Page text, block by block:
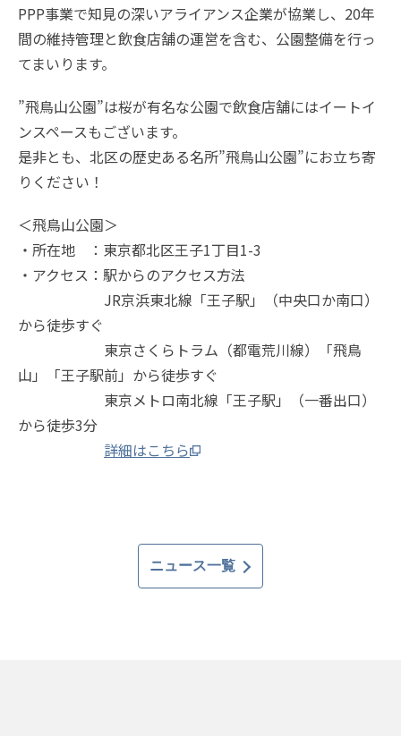
PPP事業で知見の深いアライアンス企業が協業し、20年
間の維持管理と飲食店舗の運営を含む、公園整備を行っ
てまいります。
”飛鳥山公園”は桜が有名な公園で飲食店舗にはイートイ
ンスペースもございます。
是非とも、北区の歴史ある名所”飛鳥山公園”にお立ち寄
りください！
＜飛鳥山公園＞
・所在地 ：東京都北区王子1丁目1-3
・アクセス：駅からのアクセス方法
JR京浜東北線「王子駅」（中央口か南口）
から徒歩すぐ
東京さくらトラム（都電荒川線）「飛鳥
山」「王子駅前」から徒歩すぐ
東京メトロ南北線「王子駅」（一番出口）
から徒歩3分
詳細はこちら
ニュース一覧